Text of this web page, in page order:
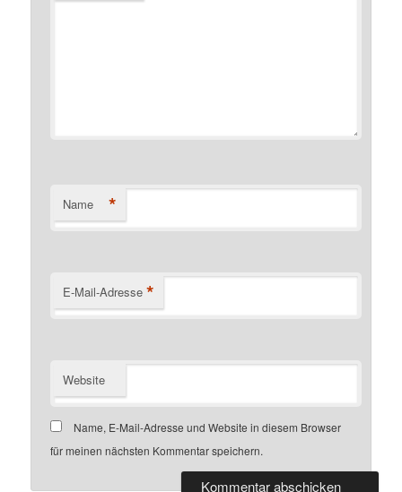
Name *
E-Mail-Adresse *
Website
Name, E-Mail-Adresse und Website in diesem Browser
für meinen nächsten Kommentar speichern.